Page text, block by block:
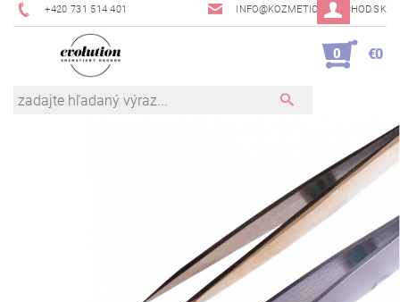
+420 731 514 401 INFO@KOZMETICKYOBCHOD.SK
0 €0